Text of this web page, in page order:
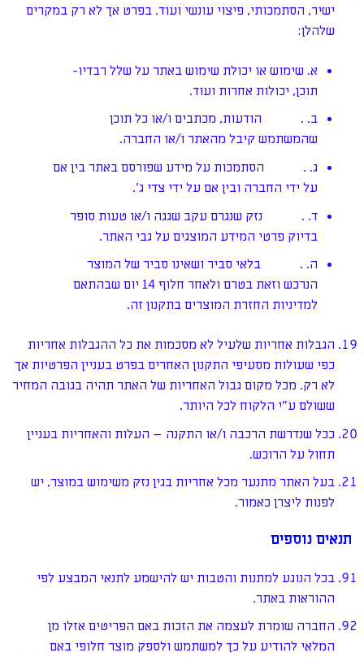
ישיר, הסתמכותי, פיצוי עונשי ועוד. בפרט אך לא רק במקרים
שלהלן:
א. שימוש או יכולת שימוש באתר על שלל רבדיו-
תוכן, יכולות אחרות ועוד.
ב. . הודעות, מכתבים ו/או כל תוכן
שהמשתמש קיבל מהאתר ו/או החברה.
ג. . הסתמכות על מידע שפורסם באתר בין אם
על ידי החברה ובין אם על ידי צדי ג'.
ד. . נזק שנגרם עקב שגגה ו/או טעות סופר
בדיוק פרטי המידע המוצגים על גבי האתר.
ה. . בלאי סביר ושאינו סביר של המוצר
הנרכש וזאת בטרם ולאחר חלוף 14 יום שבהתאם
למדיניות החזרת המוצרים בתקנון זה.
הגבלות אחריות שלעיל לא מסכמות את כל ההגבלות אחריות
כפי שעולות מסעיפי התקנון האחרים בפרט בעניין הפרטיות אך
לא רק. מכל מקום גבול האחריות של האתר תהיה בגובה המחיר
ששולם ע"י הלקוח לכל היותר.
ככל שנדרשת הרכבה ו/או התקנה – העלות והאחריות בעניין
תחול על הרוכש.
בעל האתר מתנער מכל אחריות בגין נזק משימוש במוצר, יש
לפנות ליצרן כאמור.
תנאים נוספים
בכל הנוגע למתנות והטבות יש להישמע לתנאי המבצע לפי
ההוראות באתר.
החברה שומרת לעצמה את הזכות באם הפריטים אזלו מן
המלאי להודיע על כך למשתמש ולספק מוצר חלופי באם